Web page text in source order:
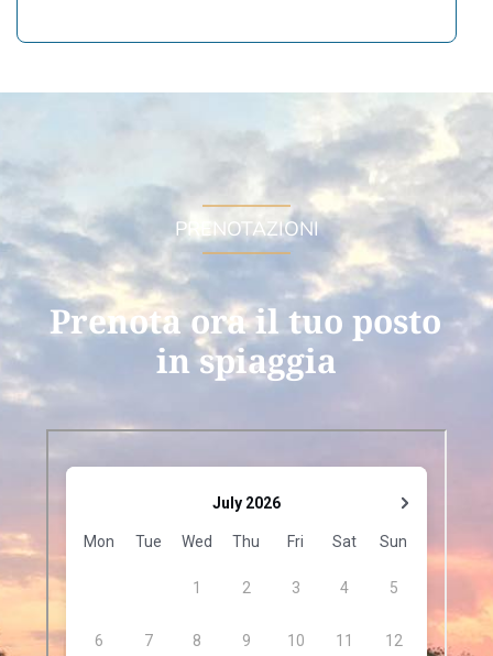
PRENOTAZIONI
Prenota ora il tuo posto
in spiaggia